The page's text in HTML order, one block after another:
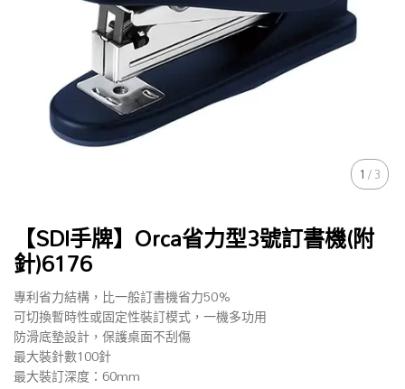
1/3
【SDI手牌】Orca省力型3號訂書機(附
針)6176
專利省力結構，比一般訂書機省力50%
可切換暫時性或固定性裝訂模式，一機多功用
​​​​​​​防滑底墊設計，保護桌面不刮傷
​​​​​​​最大裝針數100針
最大裝訂深度：60mm​​​​​​​